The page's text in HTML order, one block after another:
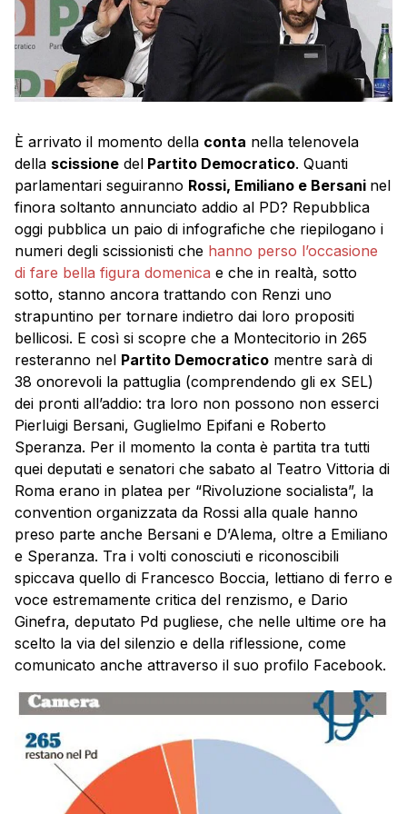
È arrivato il momento della conta nella telenovela
della scissione del Partito Democratico. Quanti
parlamentari seguiranno Rossi, Emiliano e Bersani nel
finora soltanto annunciato addio al PD? Repubblica
oggi pubblica un paio di infografiche che riepilogano i
numeri degli scissionisti che hanno perso l’occasione
di fare bella figura domenica e che in realtà, sotto
sotto, stanno ancora trattando con Renzi uno
strapuntino per tornare indietro dai loro propositi
bellicosi. E così si scopre che a Montecitorio in 265
resteranno nel Partito Democratico mentre sarà di
38 onorevoli la pattuglia (comprendendo gli ex SEL)
dei pronti all’addio: tra loro non possono non esserci
Pierluigi Bersani, Guglielmo Epifani e Roberto
Speranza. Per il momento la conta è partita tra tutti
quei deputati e senatori che sabato al Teatro Vittoria di
Roma erano in platea per “Rivoluzione socialista”, la
convention organizzata da Rossi alla quale hanno
preso parte anche Bersani e D’Alema, oltre a Emiliano
e Speranza. Tra i volti conosciuti e riconoscibili
spiccava quello di Francesco Boccia, lettiano di ferro e
voce estremamente critica del renzismo, e Dario
Ginefra, deputato Pd pugliese, che nelle ultime ore ha
scelto la via del silenzio e della riflessione, come
comunicato anche attraverso il suo profilo Facebook.